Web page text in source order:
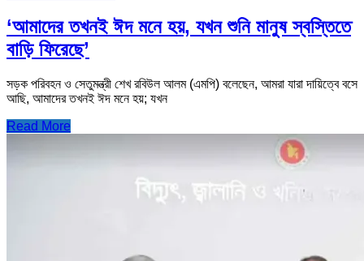
‘আমাদের তখনই ঈদ মনে হয়, যখন শুনি মানুষ স্বস্তিতে
বাড়ি ফিরেছে’
সড়ক পরিবহন ও সেতুমন্ত্রী শেখ রবিউল আলম (এমপি) বলেছেন, আমরা যারা দায়িত্বে বসে
আছি, আমাদের তখনই ঈদ মনে হয়; যখন
Read More